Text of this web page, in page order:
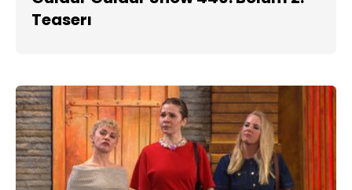
Teaserı